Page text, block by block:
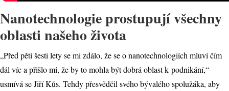
Nanotechnologie prostupují všechny
oblasti našeho života
„Před pěti šesti lety se mi zdálo, že se o nanotechnologiích mluví čím
dál víc a přišlo mi, že by to mohla být dobrá oblast k podnikání,“
usmívá se Jiří Kůs. Tehdy přesvědčil svého bývalého spolužáka, aby